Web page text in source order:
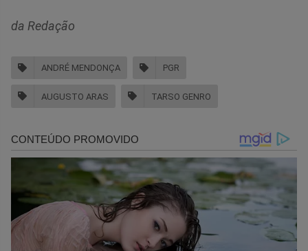
da Redação
ANDRÉ MENDONÇA PGR
AUGUSTO ARAS TARSO GENRO